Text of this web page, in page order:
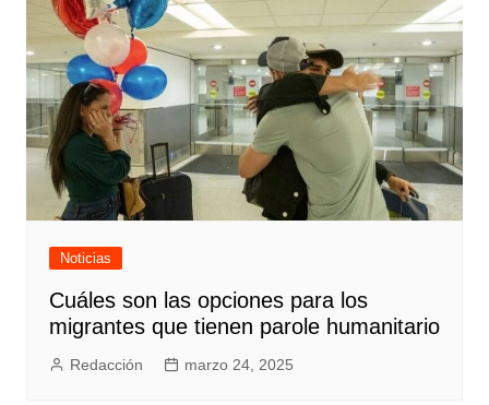
Noticias
Cuáles son las opciones para los
migrantes que tienen parole humanitario
Redacción marzo 24, 2025